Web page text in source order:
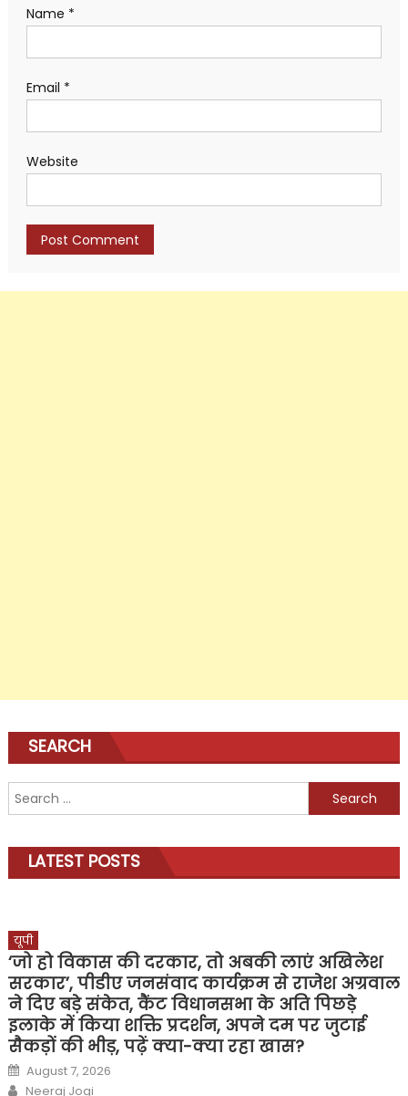
Name *
Email *
Website
SEARCH
Search
for:
LATEST POSTS
यूपी
‘जो हो विकास की दरकार, तो अबकी लाएं अखिलेश
सरकार’, पीडीए जनसंवाद कार्यक्रम से राजेश अग्रवाल
ने दिए बड़े संकेत, कैंट विधानसभा के अति पिछड़े
इलाके में किया शक्ति प्रदर्शन, अपने दम पर जुटाई
सैकड़ों की भीड़, पढ़ें क्या-क्या रहा खास?
Posted
on
August 7, 2026
Author
Neeraj Jogi